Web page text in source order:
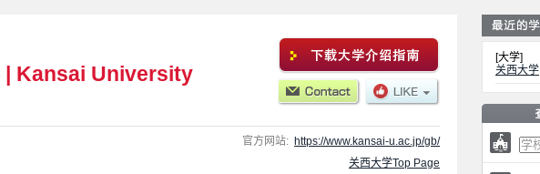
| Kansai University
官方网站: https://www.kansai-u.ac.jp/gb/
关西大学Top Page
[大学]
关西大学